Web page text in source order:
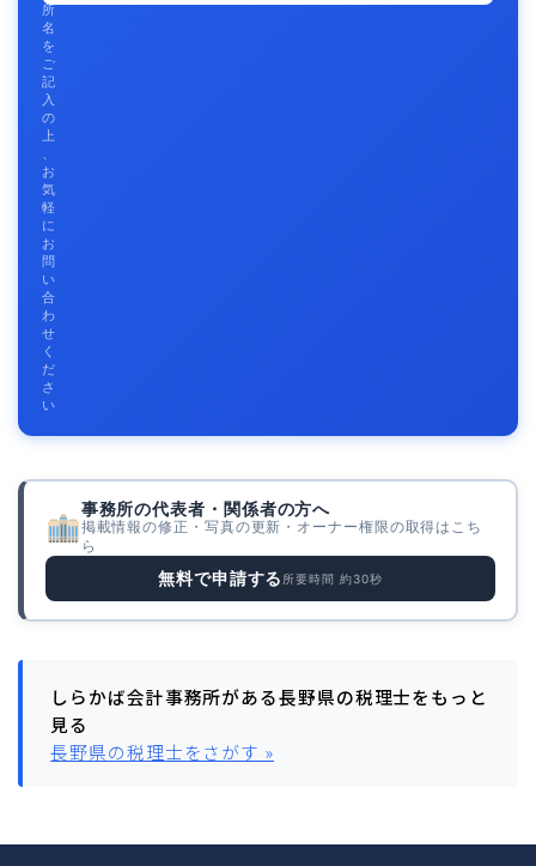
所
名
を
ご
記
入
の
上
、
お
気
軽
に
お
問
い
合
わ
せ
く
だ
さ
い
事務所の代表者・関係者の方へ
掲載情報の修正・写真の更新・オーナー権限の取得はこち
ら
無料で申請する 所要時間 約30秒
しらかば会計事務所がある長野県の税理士をもっと
見る
長野県の税理士をさがす »